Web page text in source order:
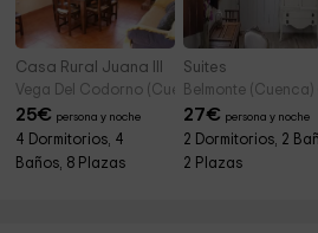
Casa Rural Juana III
Vega Del Codorno (Cuenca)
25€ persona y noche
4 Dormitorios, 4
Baños, 8 Plazas
Suites
Belmonte (Cuenca)
27€ persona y noche
2 Dormitorios, 2
2 Plazas